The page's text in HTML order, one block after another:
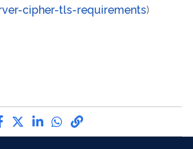
cipher-tls-requirements)
Compartilhe por Facebook
Compartilhe por Twitter
Compartilhe por
Compartilhe por
link para Copiar